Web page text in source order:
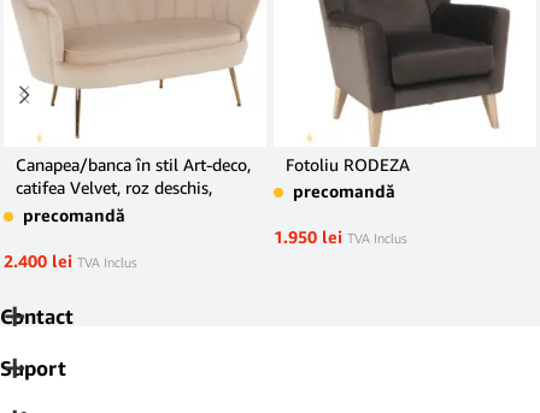
Canapea/banca în stil Art-deco,
catifea Velvet, roz deschis,
NOBLIN
precomandă
2.400 lei TVA Inclus
Fotoliu RODEZA
precomandă
1.950 lei TVA Inclus
Contact
Suport